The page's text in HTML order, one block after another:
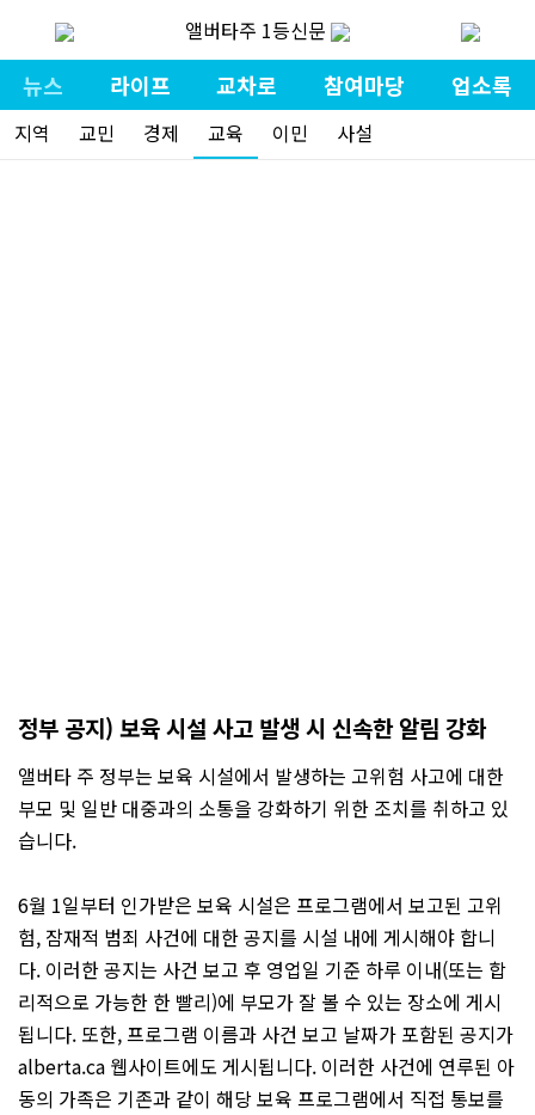
앨버타주 1등신문
뉴스 라이프 교차로 참여마당 업소록
지역 교민 경제 교육 이민 사설
정부 공지) 보육 시설 사고 발생 시 신속한 알림 강화
앨버타 주 정부는 보육 시설에서 발생하는 고위험 사고에 대한
부모 및 일반 대중과의 소통을 강화하기 위한 조치를 취하고 있
습니다.
6월 1일부터 인가받은 보육 시설은 프로그램에서 보고된 고위
험, 잠재적 범죄 사건에 대한 공지를 시설 내에 게시해야 합니
다. 이러한 공지는 사건 보고 후 영업일 기준 하루 이내(또는 합
리적으로 가능한 한 빨리)에 부모가 잘 볼 수 있는 장소에 게시
됩니다. 또한, 프로그램 이름과 사건 보고 날짜가 포함된 공지가
alberta.ca 웹사이트에도 게시됩니다. 이러한 사건에 연루된 아
동의 가족은 기존과 같이 해당 보육 프로그램에서 직접 통보를